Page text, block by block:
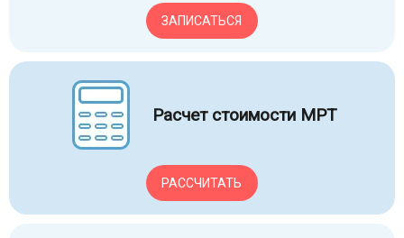
ЗАПИСАТЬСЯ
Расчет стоимости МРТ
РАССЧИТАТЬ